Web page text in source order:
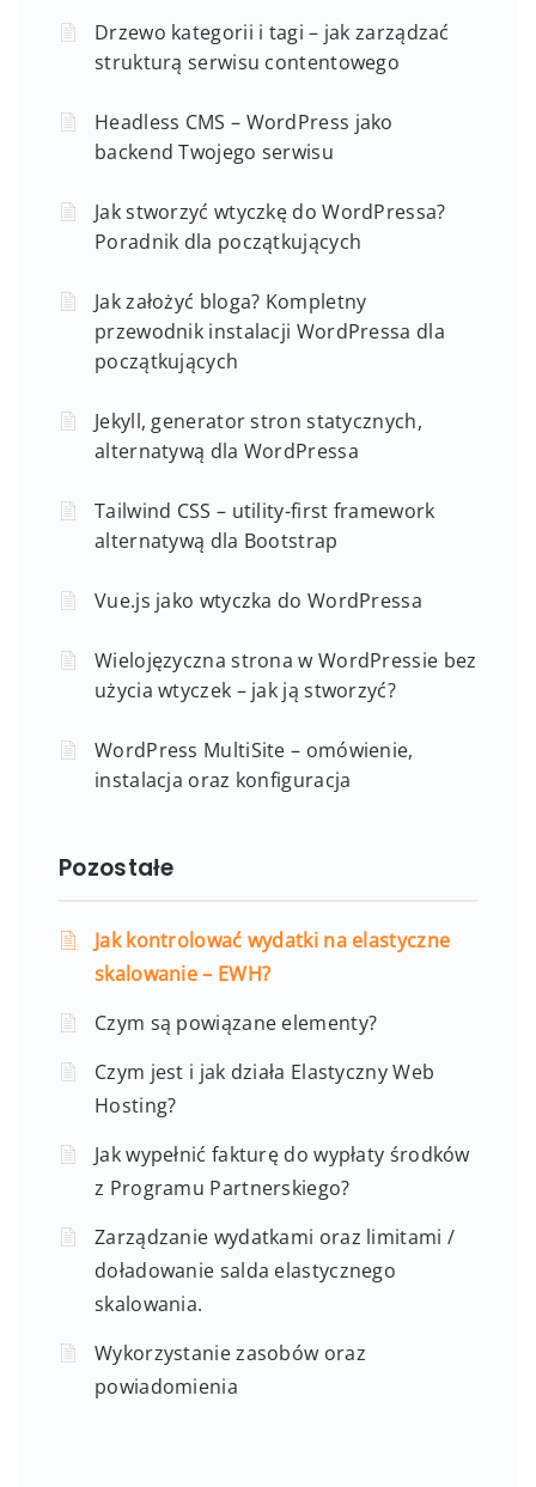
Drzewo kategorii i tagi – jak zarządzać
strukturą serwisu contentowego
Headless CMS – WordPress jako
backend Twojego serwisu
Jak stworzyć wtyczkę do WordPressa?
Poradnik dla początkujących
Jak założyć bloga? Kompletny
przewodnik instalacji WordPressa dla
początkujących
Jekyll, generator stron statycznych,
alternatywą dla WordPressa
Tailwind CSS – utility-first framework
alternatywą dla Bootstrap
Vue.js jako wtyczka do WordPressa
Wielojęzyczna strona w WordPressie bez
użycia wtyczek – jak ją stworzyć?
WordPress MultiSite – omówienie,
instalacja oraz konfiguracja
Pozostałe
Jak kontrolować wydatki na elastyczne
skalowanie – EWH?
Czym są powiązane elementy?
Czym jest i jak działa Elastyczny Web
Hosting?
Jak wypełnić fakturę do wypłaty środków
z Programu Partnerskiego?
Zarządzanie wydatkami oraz limitami /
doładowanie salda elastycznego
skalowania.
Wykorzystanie zasobów oraz
powiadomienia